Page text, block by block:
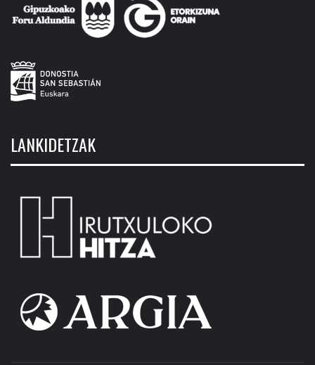
LANKIDETZAK